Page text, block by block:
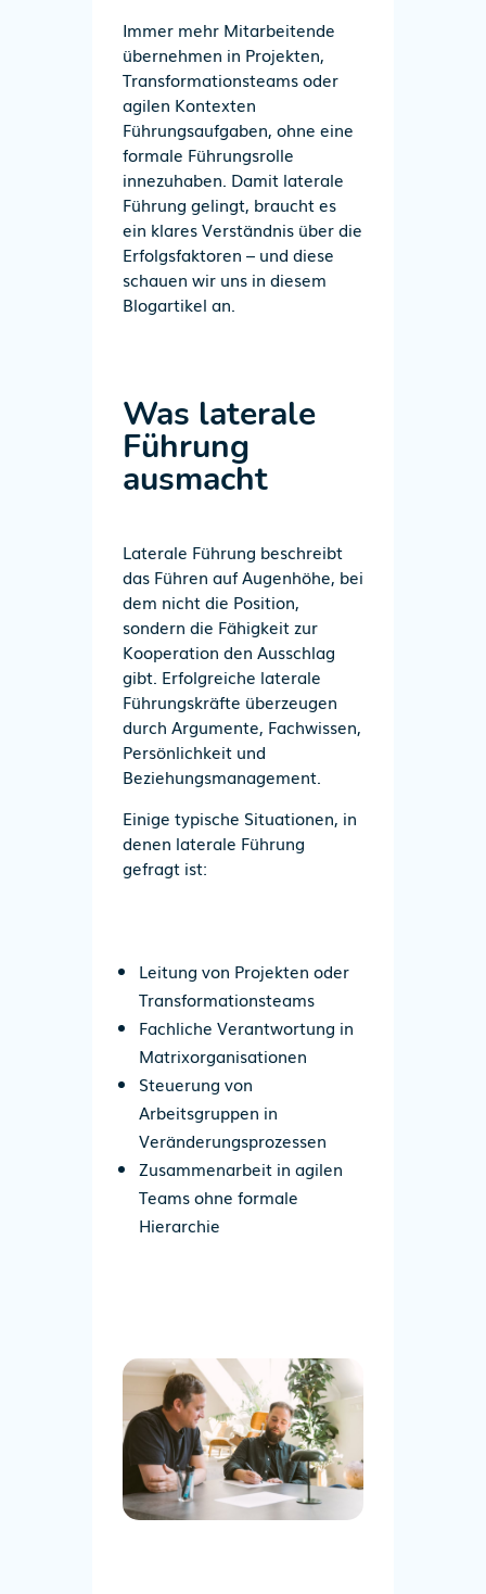
Immer mehr Mitarbeitende
übernehmen in Projekten,
Transformationsteams oder
agilen Kontexten
Führungsaufgaben, ohne eine
formale Führungsrolle
innezuhaben. Damit laterale
Führung gelingt, braucht es
ein klares Verständnis über die
Erfolgsfaktoren – und diese
schauen wir uns in diesem
Blogartikel an.
Was laterale
Führung
ausmacht
Laterale Führung beschreibt
das Führen auf Augenhöhe, bei
dem nicht die Position,
sondern die Fähigkeit zur
Kooperation den Ausschlag
gibt. Erfolgreiche laterale
Führungskräfte überzeugen
durch Argumente, Fachwissen,
Persönlichkeit und
Beziehungsmanagement.
Einige typische Situationen, in
denen laterale Führung
gefragt ist:
Leitung von Projekten oder
Transformationsteams
Fachliche Verantwortung in
Matrixorganisationen
Steuerung von
Arbeitsgruppen in
Veränderungsprozessen
Zusammenarbeit in agilen
Teams ohne formale
Hierarchie